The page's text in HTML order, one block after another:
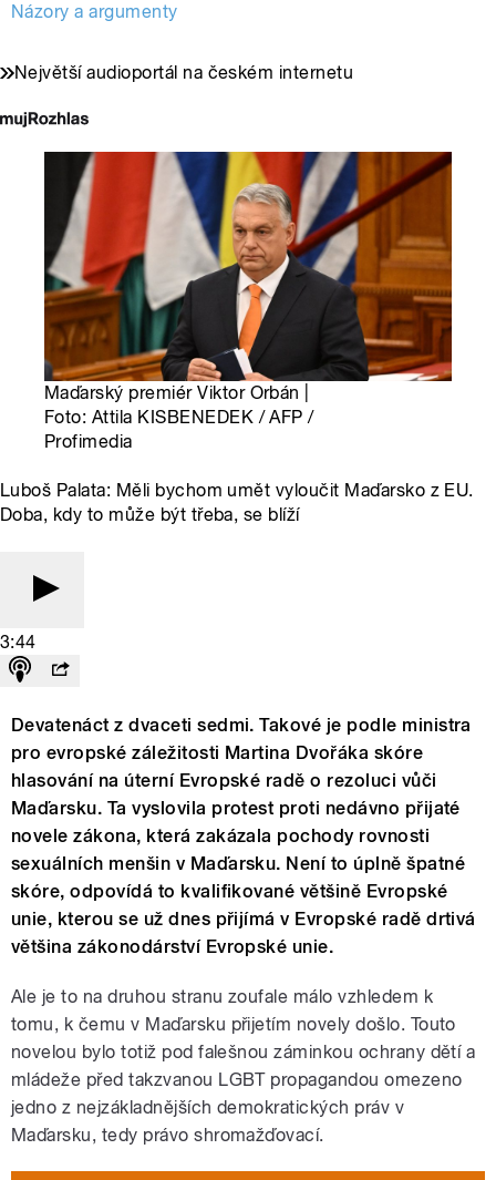
Názory a argumenty
Největší audioportál na českém internetu
Maďarský premiér Viktor Orbán |
Foto: Attila KISBENEDEK / AFP /
Profimedia
Luboš Palata: Měli bychom umět vyloučit Maďarsko z EU.
Doba, kdy to může být třeba, se blíží
3:44
Devatenáct z dvaceti sedmi. Takové je podle ministra
pro evropské záležitosti Martina Dvořáka skóre
hlasování na úterní Evropské radě o rezoluci vůči
Maďarsku. Ta vyslovila protest proti nedávno přijaté
novele zákona, která zakázala pochody rovnosti
sexuálních menšin v Maďarsku. Není to úplně špatné
skóre, odpovídá to kvalifikované většině Evropské
unie, kterou se už dnes přijímá v Evropské radě drtivá
většina zákonodárství Evropské unie.
Ale je to na druhou stranu zoufale málo vzhledem k
tomu, k čemu v Maďarsku přijetím novely došlo. Touto
novelou bylo totiž pod falešnou záminkou ochrany dětí a
mládeže před takzvanou LGBT propagandou omezeno
jedno z nejzákladnějších demokratických práv v
Maďarsku, tedy právo shromažďovací.